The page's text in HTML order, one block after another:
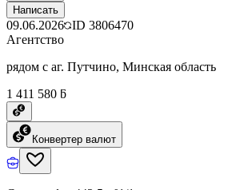
Написать
09.06.2026 ID 3806470
Агентство
рядом с аг. Путчино, Минская область
1 411 580 ƃ
Конвертер валют